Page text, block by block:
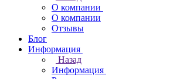
О компании
О компании
Отзывы
Блог
Информация
Назад
Информация